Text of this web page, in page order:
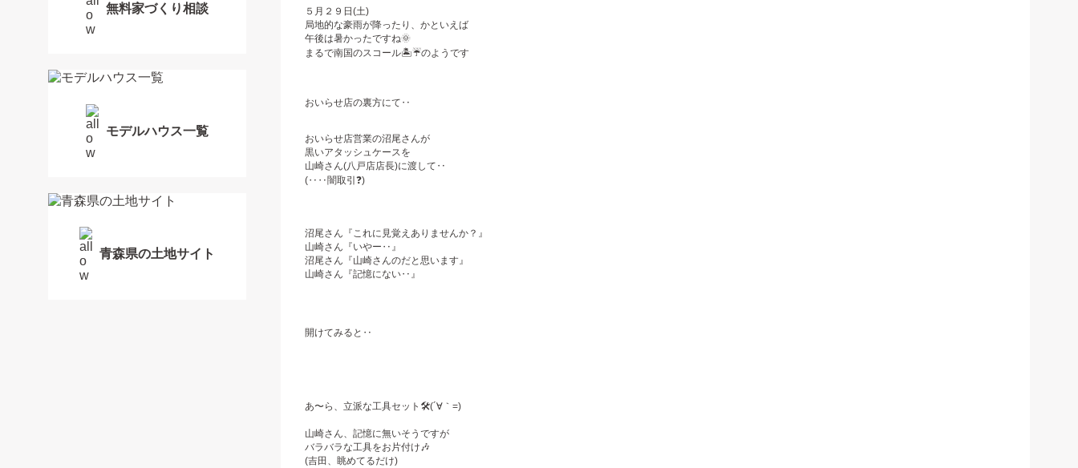
無料家づくり相談
モデルハウス一覧
青森県の土地サイト
５月２９日(土)
局地的な豪雨が降ったり、かといえば
午後は暑かったですね🌞
まるで南国のスコール🏝☔️のようです
おいらせ店の裏方にて‥
おいらせ店営業の沼尾さんが
黒いアタッシュケースを
山崎さん(八戸店店長)に渡して‥
(‥‥闇取引❓)
沼尾さん『これに見覚えありませんか？』
山崎さん『いやー‥』
沼尾さん『山崎さんのだと思います』
山崎さん『記憶にない‥』
開けてみると‥
あ〜ら、立派な工具セット🛠(´∀｀=)
山崎さん、記憶に無いそうですが
バラバラな工具をお片付け🎶
(吉田、眺めてるだけ)